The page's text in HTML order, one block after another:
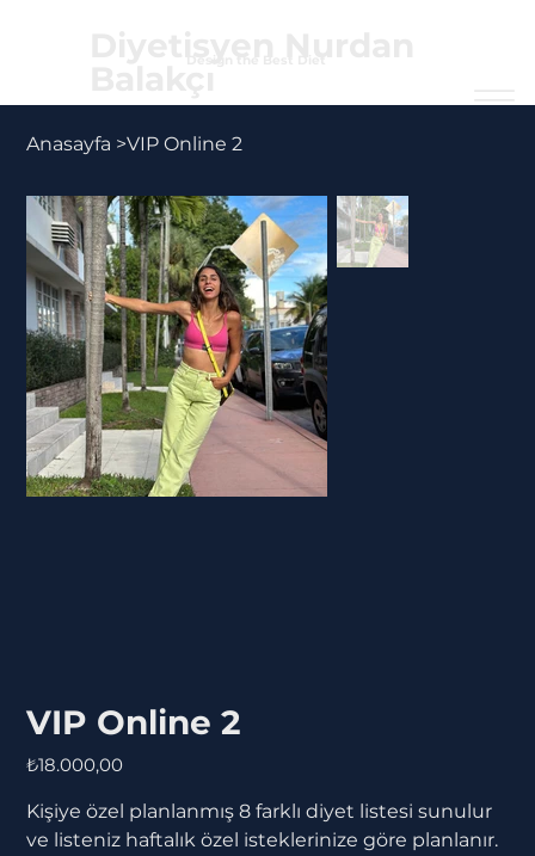
Anasayfa >VIP Online 2
VIP Online 2
Fiyat
₺18.000,00
Kişiye özel planlanmış 8 farklı diyet listesi sunulur
ve listeniz haftalık özel isteklerinize göre planlanır.